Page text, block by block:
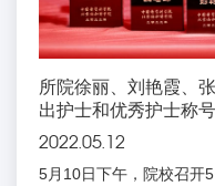
所院徐丽、刘艳霞、
出护士和优秀护士称号
2022.05.12
5月10日下午，院校召开